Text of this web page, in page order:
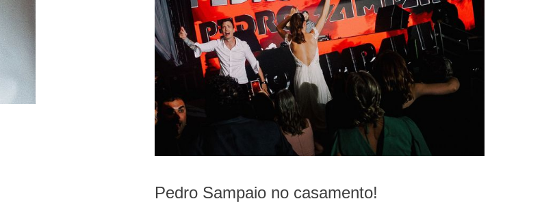
Pedro Sampaio no casamento!